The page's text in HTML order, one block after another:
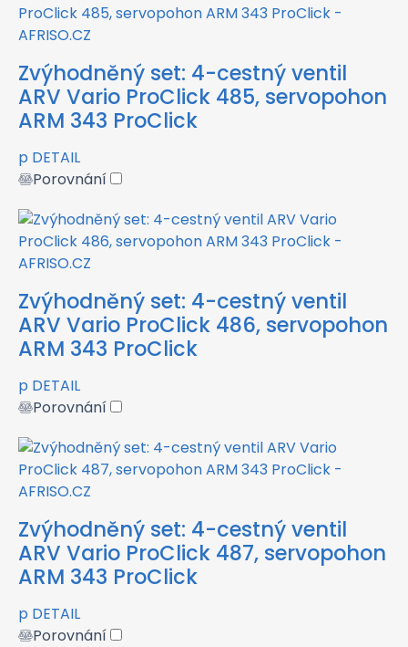
Zvýhodněný set: 4-cestný ventil
ARV Vario ProClick 485, servopohon
ARM 343 ProClick
p DETAIL
Porovnání
Zvýhodněný set: 4-cestný ventil
ARV Vario ProClick 486, servopohon
ARM 343 ProClick
p DETAIL
Porovnání
Zvýhodněný set: 4-cestný ventil
ARV Vario ProClick 487, servopohon
ARM 343 ProClick
p DETAIL
Porovnání